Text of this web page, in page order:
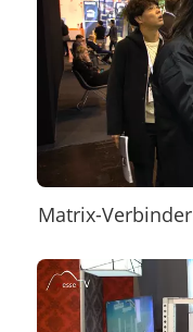
Matrix-Verbinder